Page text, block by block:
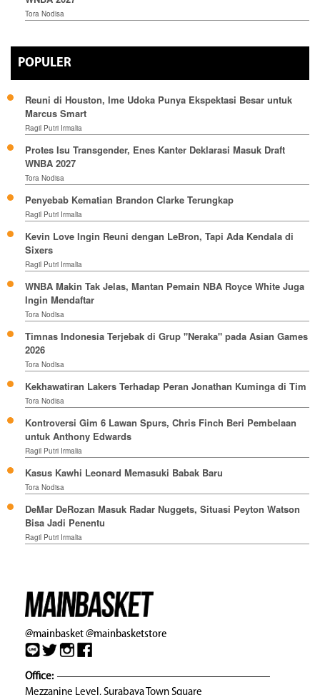
Tora Nodisa
POPULER
Reuni di Houston, Ime Udoka Punya Ekspektasi Besar untuk
Marcus Smart
Ragil Putri Irmalia
Protes Isu Transgender, Enes Kanter Deklarasi Masuk Draft
WNBA 2027
Tora Nodisa
Penyebab Kematian Brandon Clarke Terungkap
Ragil Putri Irmalia
Kevin Love Ingin Reuni dengan LeBron, Tapi Ada Kendala di
Sixers
Ragil Putri Irmalia
WNBA Makin Tak Jelas, Mantan Pemain NBA Royce White Juga
Ingin Mendaftar
Tora Nodisa
Timnas Indonesia Terjebak di Grup "Neraka" pada Asian Games
2026
Tora Nodisa
Kekhawatiran Lakers Terhadap Peran Jonathan Kuminga di Tim
Tora Nodisa
Kontroversi Gim 6 Lawan Spurs, Chris Finch Beri Pembelaan
untuk Anthony Edwards
Ragil Putri Irmalia
Kasus Kawhi Leonard Memasuki Babak Baru
Tora Nodisa
DeMar DeRozan Masuk Radar Nuggets, Situasi Peyton Watson
Bisa Jadi Penentu
Ragil Putri Irmalia
@mainbasket@mainbasketstore
Office:
Mezzanine Level, Surabaya Town Square